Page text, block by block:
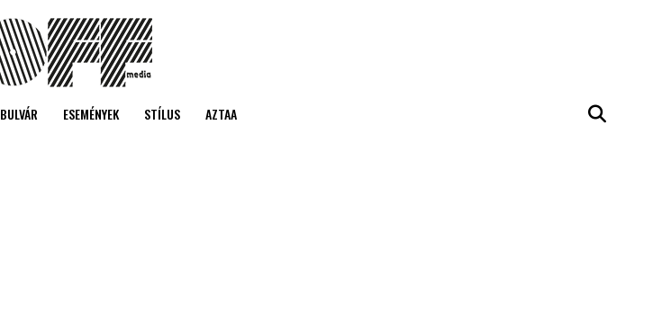
BULVÁR ESEMÉNYEK STÍLUS AZTAA